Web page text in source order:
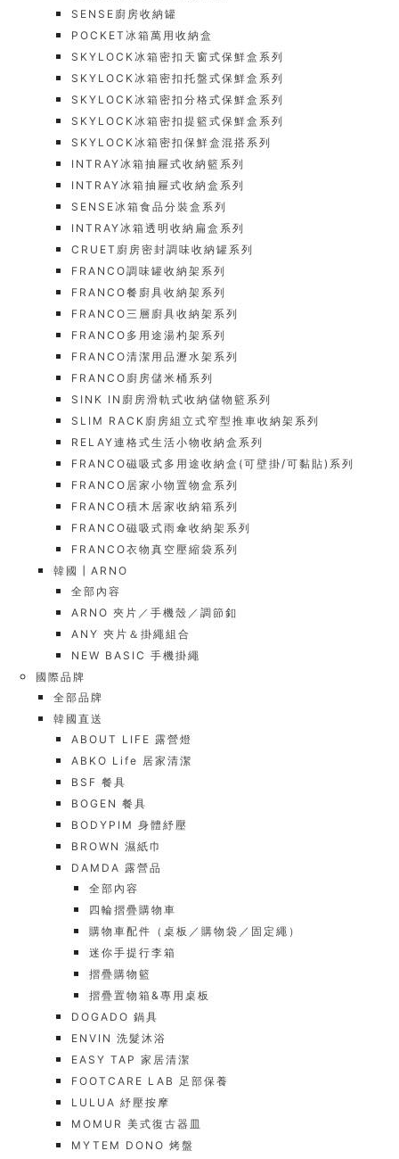
SENSE廚房收納罐
POCKET冰箱萬用收納盒
SKYLOCK冰箱密扣天窗式保鮮盒系列
SKYLOCK冰箱密扣托盤式保鮮盒系列
SKYLOCK冰箱密扣分格式保鮮盒系列
SKYLOCK冰箱密扣提籃式保鮮盒系列
SKYLOCK冰箱密扣保鮮盒混搭系列
INTRAY冰箱抽屜式收納籃系列
INTRAY冰箱抽屜式收納盒系列
SENSE冰箱食品分裝盒系列
INTRAY冰箱透明收納扁盒系列
CRUET廚房密封調味收納罐系列
FRANCO調味罐收納架系列
FRANCO餐廚具收納架系列
FRANCO三層廚具收納架系列
FRANCO多用途湯杓架系列
FRANCO清潔用品瀝水架系列
FRANCO廚房儲米桶系列
SINK IN廚房滑軌式收納儲物籃系列
SLIM RACK廚房組立式窄型推車收納架系列
RELAY連格式生活小物收納盒系列
FRANCO磁吸式多用途收納盒(可壁掛/可黏貼)系列
FRANCO居家小物置物盒系列
FRANCO積木居家收納箱系列
FRANCO磁吸式雨傘收納架系列
FRANCO衣物真空壓縮袋系列
韓國┃ARNO
全部內容
ARNO 夾片／手機殼／調節釦
ANY 夾片＆掛繩組合
NEW BASIC 手機掛繩
國際品牌
全部品牌
韓國直送
ABOUT LIFE 露營燈
ABKO Life 居家清潔
BSF 餐具
BOGEN 餐具
BODYPIM 身體紓壓
BROWN 濕紙巾
DAMDA 露營品
全部內容
四輪摺疊購物車
購物車配件（桌板／購物袋／固定繩）
迷你手提行李箱
摺疊購物籃
摺疊置物箱&專用桌板
DOGADO 鍋具
ENVIN 洗髮沐浴
EASY TAP 家居清潔
FOOTCARE LAB 足部保養
LULUA 紓壓按摩
MOMUR 美式復古器皿
MYTEM DONO 烤盤